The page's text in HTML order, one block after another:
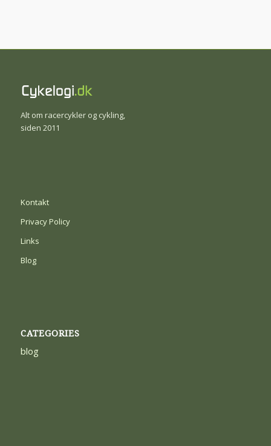
Alt om racercykler og cykling,
siden 2011
Kontakt
Privacy Policy
Links
Blog
CATEGORIES
blog